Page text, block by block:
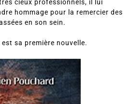
cieux professionnels, il lui
hommage pour la remercier des
en son sein.
sa première nouvelle.